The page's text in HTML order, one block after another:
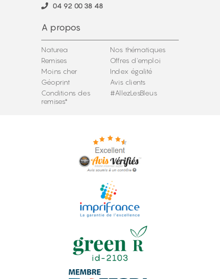
04 92 00 38 48
A propos
Naturea
Remises
Moins cher
Géoprint
Conditions des
remises*
Nos thématiques
Offres d'emploi
Index égalité
Avis clients
#AllezLesBleus